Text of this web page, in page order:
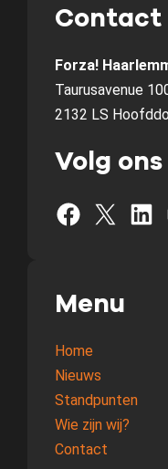
Contact
Forza!
Taurusavenue
2132 LS
Volg
Facebook X LinkedIn
Menu
Home
Nieuws
Standpunten
Wie zijn wij?
Contact